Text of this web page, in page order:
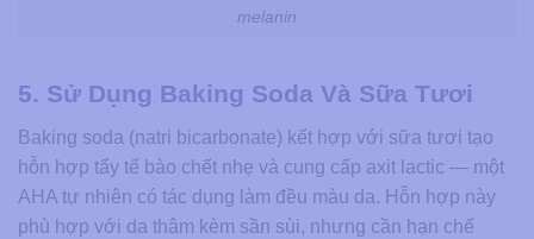
melanin
5. Sử Dụng Baking Soda Và Sữa Tươi
Baking soda (natri bicarbonate) kết hợp với sữa tươi tạo
hỗn hợp tẩy tế bào chết nhẹ và cung cấp axit lactic — một
AHA tự nhiên có tác dụng làm đều màu da. Hỗn hợp này
phù hợp với da thâm kèm sần sùi, nhưng cần hạn chế